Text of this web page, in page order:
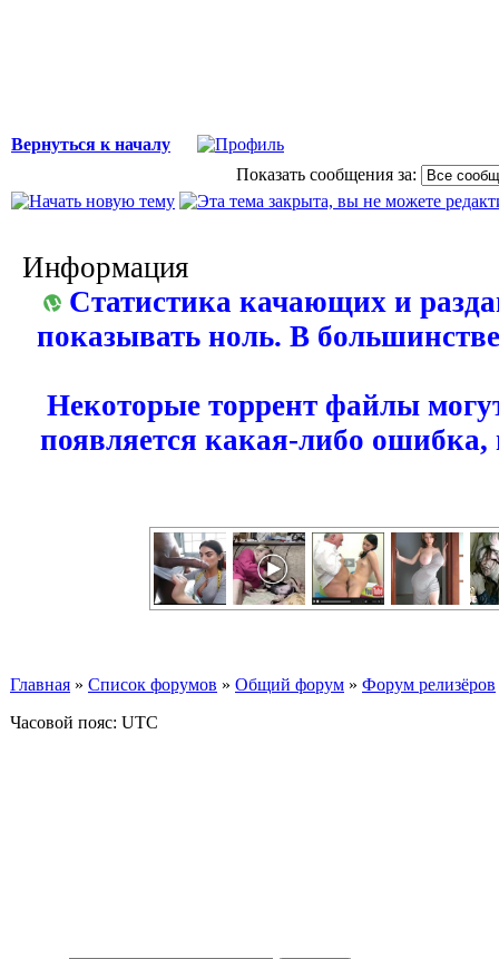
Вернуться к началу
Показать сообщения за:
Информация
Статистика качающих и
показывать ноль. В
Некоторые торрент файлы
появляется какая-либо
Главная » Список форумов » Общий форум » Форум релизёров
Часовой пояс: UTC